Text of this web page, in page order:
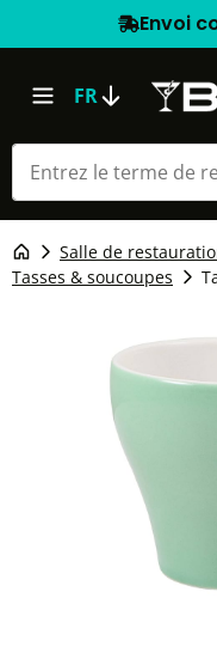
Envoi
FR
Salle de
Tasses & soucoupes